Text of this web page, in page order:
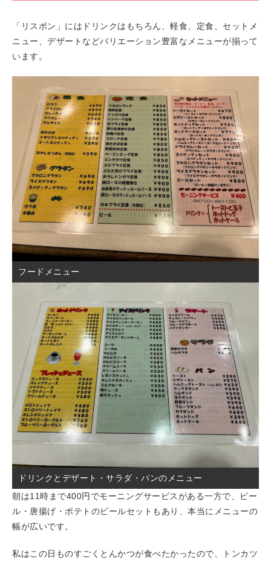
「リスボン」にはドリンクはもちろん、軽食、定食、セットメ
ニュー、デザートなどバリエーション豊富なメニューが揃って
います。
フードメニュー
ドリンクとデザート・サラダ・パンのメニュー
朝は11時まで400円でモーニングサービスがある一方で、ビー
ル・唐揚げ・ポテトのビールセットもあり、本当にメニューの
幅が広いです。
私はこの日ものすごくとんかつが食べたかったので、トンカツ